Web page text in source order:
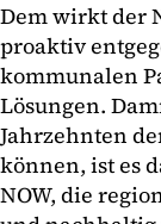
Dem wirkt der
proaktiv
kommunalen
Lösungen.
Jahrzehnten
können, ist es
NOW, die